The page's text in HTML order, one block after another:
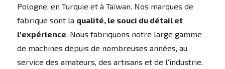
Pologne, en Turquie et à Taïwan. Nos marques de
fabrique sont la qualité, le souci du détail et
l'expérience. Nous fabriquons notre large gamme
de machines depuis de nombreuses années, au
service des amateurs, des artisans et de l'industrie.